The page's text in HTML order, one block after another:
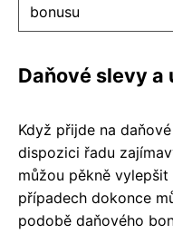
bonusu
Daňové slevy a
Když přijde na
dispozici řadu
můžou pěkně
případech dokonce
podobě daňového